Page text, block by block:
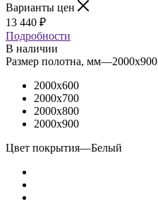
Варианты цен
13 440 ₽
Подробности
В наличии
Размер полотна, мм—2000x900
2000x600
2000x700
2000x800
2000x900
Цвет покрытия—Белый